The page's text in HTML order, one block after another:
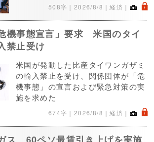
508字｜ 2026/8/8 ｜経済｜ .
機事態宣言」要求 米国のタイ
禁止受け
米国が発動した比産タイワンガザミ
の輸入禁止を受け、関係団体が「危
機事態」の宣言および緊急対策の実
施を求めた
674字｜ 2026/8/8 ｜経済｜ .
ス 60ペソ最賃引き上げを実施